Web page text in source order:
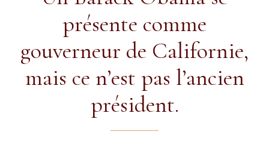
présente comme
gouverneur de Californie,
mais ce n’est pas l’ancien
président.